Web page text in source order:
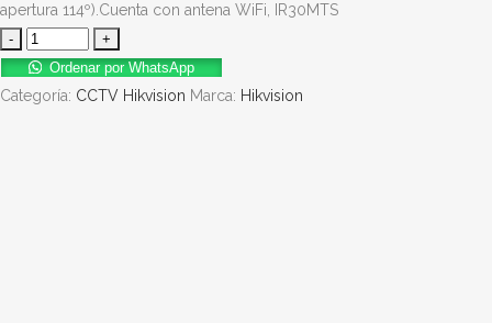
apertura 114º).Cuenta con antena WiFi, IR30MTS
Ordenar por WhatsApp
Categoría: CCTV Hikvision Marca: Hikvision